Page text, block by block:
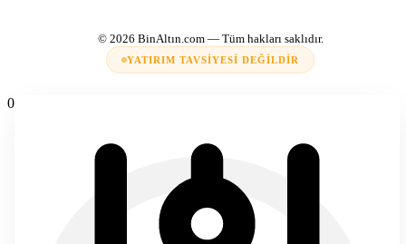
© 2026 BinAltın.com— Tüm hakları saklıdır.
YATIRIM TAVSIYESI DEĞILDIR
0